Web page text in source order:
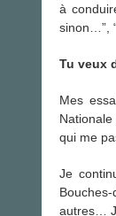
à
sinon…”,
Tu veux
Mes
qui me
Je
autres…